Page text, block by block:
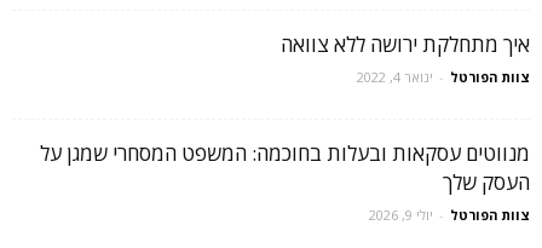
איך מתחלקת ירושה ללא צוואה
צוות הפורטל - ינואר 4, 2022
מנווטים עסקאות ובעלות בחוכמה: המשפט המסחרי שמגן על
העסק שלך
צוות הפורטל - יולי 9, 2026